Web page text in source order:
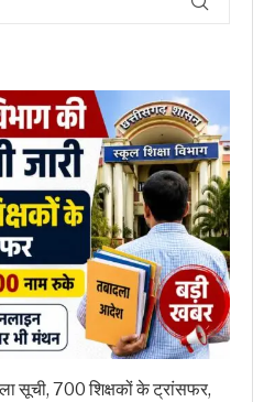
सूची, 700 शिक्षकों के ट्रांसफर,